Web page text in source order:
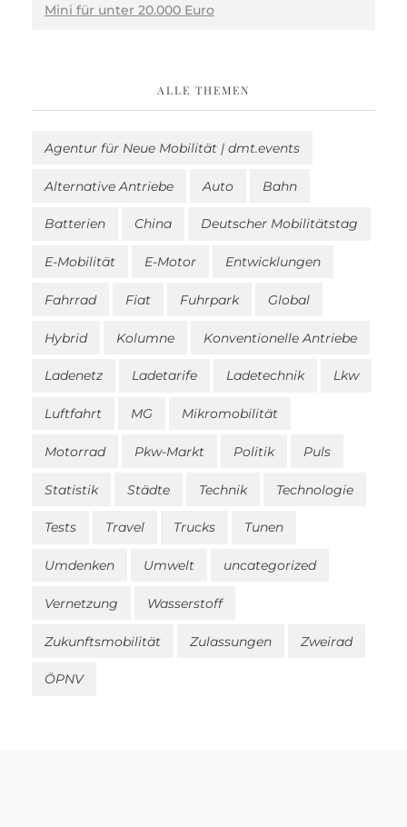
Mini für unter 20.000 Euro
ALLE THEMEN
Agentur für Neue Mobilität | dmt.events
Alternative Antriebe Auto Bahn
Batterien China Deutscher Mobilitätstag
E-Mobilität E-Motor Entwicklungen
Fahrrad Fiat Fuhrpark Global
Hybrid Kolumne Konventionelle Antriebe
Ladenetz Ladetarife Ladetechnik Lkw
Luftfahrt MG Mikromobilität
Motorrad Pkw-Markt Politik Puls
Statistik Städte Technik Technologie
Tests Travel Trucks Tunen
Umdenken Umwelt uncategorized
Vernetzung Wasserstoff
Zukunftsmobilität Zulassungen Zweirad
ÖPNV